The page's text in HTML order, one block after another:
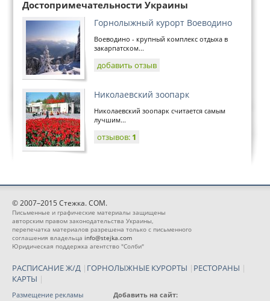
Достопримечательности Украины
Горнолыжный курорт Воеводино
Воеводино - крупный комплекс отдыха в
закарпатском...
добавить отзыв
Николаевский зоопарк
Николаевский зоопарк считается самым
лучшим...
отзывов: 1
© 2007–2015 Стежка. COM.
Письменные и графические материалы защищены
авторским правом законодательства Украины,
перепечатка материалов разрешена только с письменного
соглашения владельца info@stejka.com
Юридическая поддержка агентство "Солби"
РАСПИСАНИЕ Ж/Д | ГОРНОЛЫЖНЫЕ КУРОРТЫ | РЕСТОРАНЫ |
КАРТЫ |
Размещение рекламы
Добавить на сайт: